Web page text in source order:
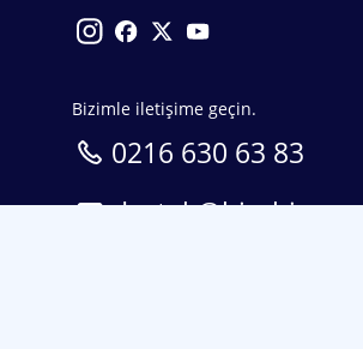
Bizimle iletişime geçin.
0216 630 63 83